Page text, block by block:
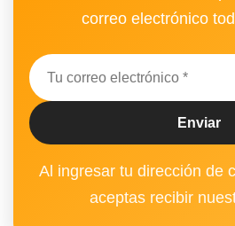
correo electrónico
Al ingresar tu dirección de
aceptas recibir